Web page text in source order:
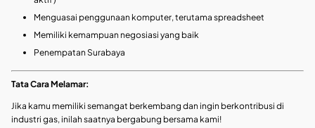
Menguasai penggunaan komputer, terutama spreadsheet
Memiliki kemampuan negosiasi yang baik
Penempatan Surabaya
Tata Cara Melamar:
Jika kamu memiliki semangat berkembang dan ingin berkontribusi di
industri gas, inilah saatnya bergabung bersama kami!